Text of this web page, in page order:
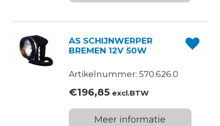
AS SCHIJNWERPER
BREMEN 12V 50W
Artikelnummer: 570.626.0
€196,85excl.BTW
Meer informatie